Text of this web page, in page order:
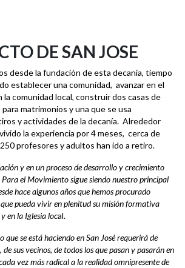
DE SAN JOSE
desde la fundación de esta decanía, tiempo
establecer una comunidad, avanzar en el
la comunidad local, construir dos casas de
matrimonios y una que se usa
y actividades de la decanía. Alrededor
la experiencia por 4 meses, cerca de
profesores y adultos han ido a retiro.
y en un proceso de desarrollo y crecimiento
el Movimiento sigue siendo nuestro principal
hace algunos años que hemos procurado
pueda vivir en plenitud su misión formativa
en la Iglesia local.
se está haciendo en San José requerirá de
sus vecinos, de todos los que pasan y pasarán en
vez más radical a la realidad omnipresente de